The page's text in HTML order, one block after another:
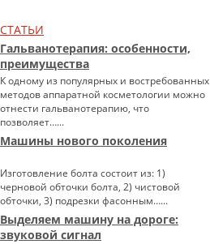
СТАТЬИ
Гальванотерапия: особенности,
преимущества
К одному из популярных и востребованных
методов аппаратной косметологии можно
отнести гальванотерапию, что
позволяет…...
Машины нового поколения
Изготовление болта состоит из: 1)
черновой обточки болта, 2) чистовой
обточки, 3) подрезки фасонным…...
Выделяем машину на дороге:
звуковой сигнал